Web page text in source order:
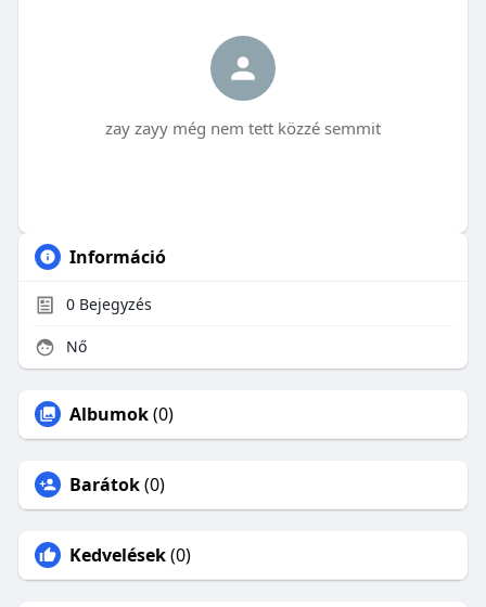
zay zayy még nem tett közzé semmit
Információ
0Bejegyzés
Nő
Albumok(0)
Barátok(0)
Kedvelések(0)